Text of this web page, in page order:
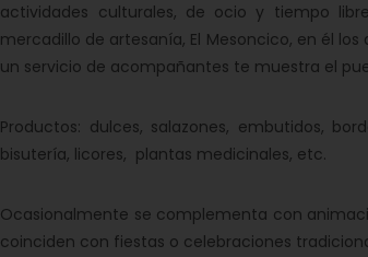
actividades culturales, de ocio y tiempo
mercadillo de artesanía, El Mesoncico, en él
un servicio de acompañantes te muestra el
Productos: dulces, salazones, embutidos,
bisutería, licores, plantas medicinales, etc.
Ocasionalmente se complementa con
coinciden con fiestas o celebraciones